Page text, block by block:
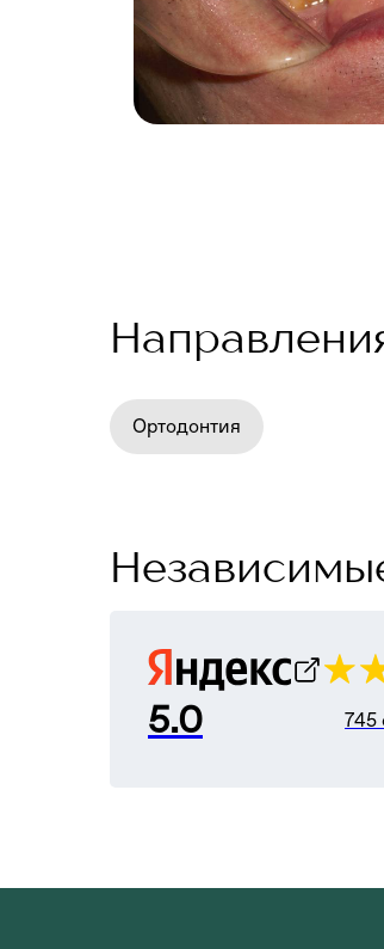
Ортодонтия
5.0 745